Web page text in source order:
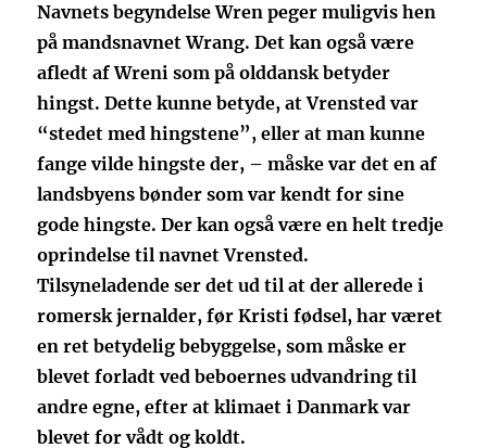
Navnets begyndelse Wren peger muligvis hen
på mandsnavnet Wrang. Det kan også være
afledt af Wreni som på olddansk betyder
hingst. Dette kunne betyde, at Vrensted var
“stedet med hingstene”, eller at man kunne
fange vilde hingste der, – måske var det en af
landsbyens bønder som var kendt for sine
gode hingste. Der kan også være en helt tredje
oprindelse til navnet Vrensted.
Tilsyneladende ser det ud til at der allerede i
romersk jernalder, før Kristi fødsel, har været
en ret betydelig bebyggelse, som måske er
blevet forladt ved beboernes udvandring til
andre egne, efter at klimaet i Danmark var
blevet for vådt og koldt.